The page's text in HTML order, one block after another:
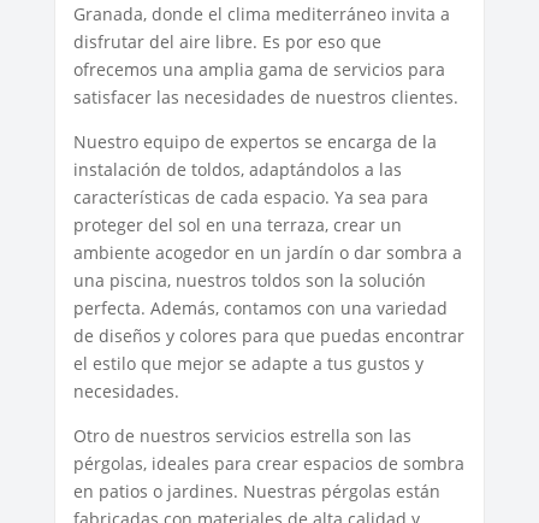
Granada, donde el clima mediterráneo invita a
disfrutar del aire libre. Es por eso que
ofrecemos una amplia gama de servicios para
satisfacer las necesidades de nuestros clientes.
Nuestro equipo de expertos se encarga de la
instalación de toldos, adaptándolos a las
características de cada espacio. Ya sea para
proteger del sol en una terraza, crear un
ambiente acogedor en un jardín o dar sombra a
una piscina, nuestros toldos son la solución
perfecta. Además, contamos con una variedad
de diseños y colores para que puedas encontrar
el estilo que mejor se adapte a tus gustos y
necesidades.
Otro de nuestros servicios estrella son las
pérgolas, ideales para crear espacios de sombra
en patios o jardines. Nuestras pérgolas están